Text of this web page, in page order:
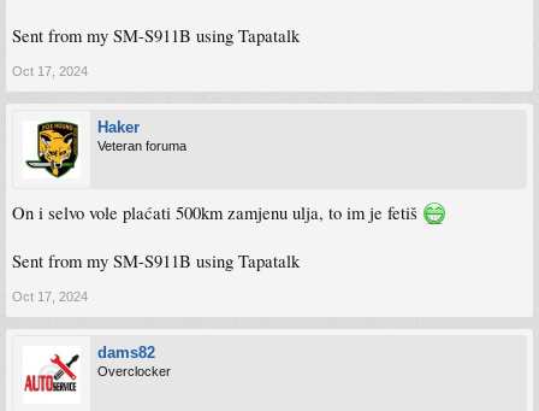
Sent from my SM-S911B using Tapatalk
Oct 17, 2024
Haker
Veteran foruma
On i selvo vole plaćati 500km zamjenu ulja, to im je fetiš
Sent from my SM-S911B using Tapatalk
Oct 17, 2024
dams82
Overclocker